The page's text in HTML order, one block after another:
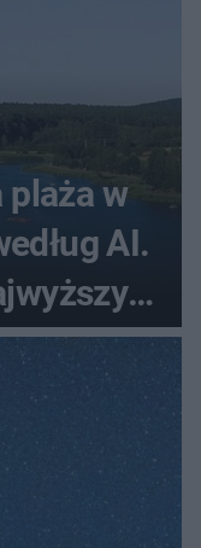
plaża w
AI.